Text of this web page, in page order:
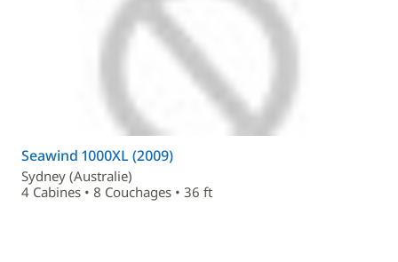
Seawind 1000XL (2009)
Sydney (Australie)
4 Cabines • 8 Couchages • 36 ft